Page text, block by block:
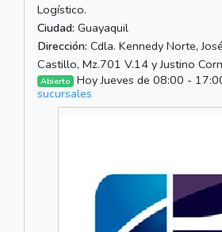
Logístico.
Ciudad: Guayaquil
Dirección: Cdla. Kennedy Norte,
Castillo, Mz.701 V.14 y Justino
Abierto Hoy Jueves de 08:00 -
sucursales